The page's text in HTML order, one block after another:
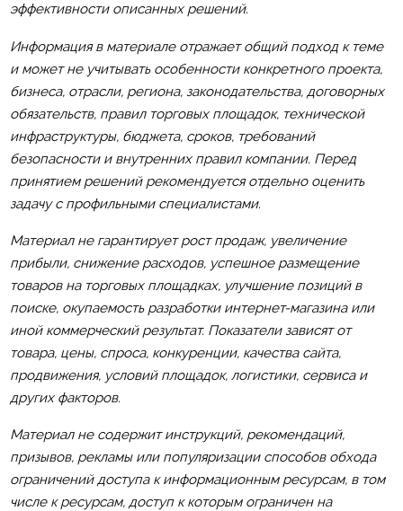
эффективности описанных решений.
Информация в материале отражает общий подход к теме
и может не учитывать особенности конкретного проекта,
бизнеса, отрасли, региона, законодательства, договорных
обязательств, правил торговых площадок, технической
инфраструктуры, бюджета, сроков, требований
безопасности и внутренних правил компании. Перед
принятием решений рекомендуется отдельно оценить
задачу с профильными специалистами.
Материал не гарантирует рост продаж, увеличение
прибыли, снижение расходов, успешное размещение
товаров на торговых площадках, улучшение позиций в
поиске, окупаемость разработки интернет-магазина или
иной коммерческий результат. Показатели зависят от
товара, цены, спроса, конкуренции, качества сайта,
продвижения, условий площадок, логистики, сервиса и
других факторов.
Материал не содержит инструкций, рекомендаций,
призывов, рекламы или популяризации способов обхода
ограничений доступа к информационным ресурсам, в том
числе к ресурсам, доступ к которым ограничен на